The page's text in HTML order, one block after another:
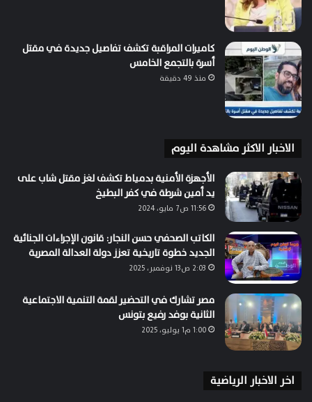
كاميرات المراقبة تكشف تفاصيل جديدة في مقتل
أسرة بالتجمع الخامس
منذ 49 دقيقة
الاخبار الاكثر مشاهدة اليوم
الأجهزة الأمنية بدمياط تكشف لغز مقتل شاب على
يد أمين شرطة في كفر البطيخ
11:56 ص7 مايو، 2024
الكاتب الصحفي حسن النجار: قانون الإجراءات الجنائية
الجديد خطوة تاريخية تعزز دولة العدالة المصرية
2:03 ص13 نوفمبر، 2025
مصر تشارك في التحضير لقمة التنمية الاجتماعية
الثانية بوفد رفيع بتونس
1:00 م1 يوليو، 2025
اخر الاخبار الرياضية